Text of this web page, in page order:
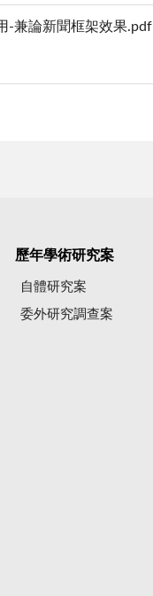
-兼論新聞框架效果.pdf
歷年學術研究案
自體研究案
委外研究調查案